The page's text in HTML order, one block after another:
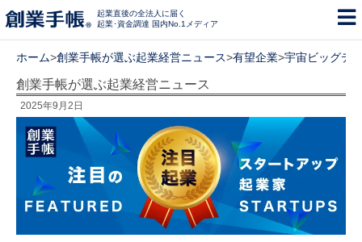
起業直後の全法人に届く
起業･資金調達 国内No.1メディア
ホーム>創業手帳が選ぶ起業経営ニュース>有望企業>宇宙ビッグデ
創業手帳が選ぶ起業経営ニュース
2025年9月2日